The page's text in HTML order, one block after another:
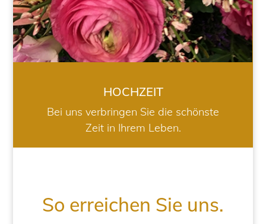
HOCHZEIT
Bei uns verbringen Sie die schönste
Zeit in Ihrem Leben.
So erreichen Sie uns.